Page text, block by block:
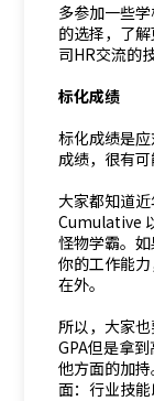
多参加一些
的选择，了
司HR交流的
标化成绩
标化成绩是
成绩，很有可
大家都知道
Cumulative
怪物学霸。
你的工作能
在外。
所以，大家
GPA但是拿
他方面的加
面：行业技能